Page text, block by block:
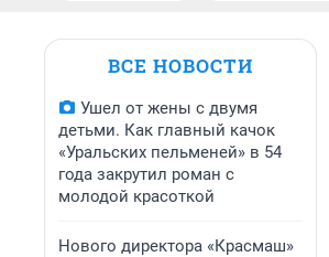
ВСЕ НОВОСТИ
Ушел от жены с двумя
детьми. Как главный качок
«Уральских пельменей» в 54
года закрутил роман с
молодой красоткой
Нового директора «Красмаш»